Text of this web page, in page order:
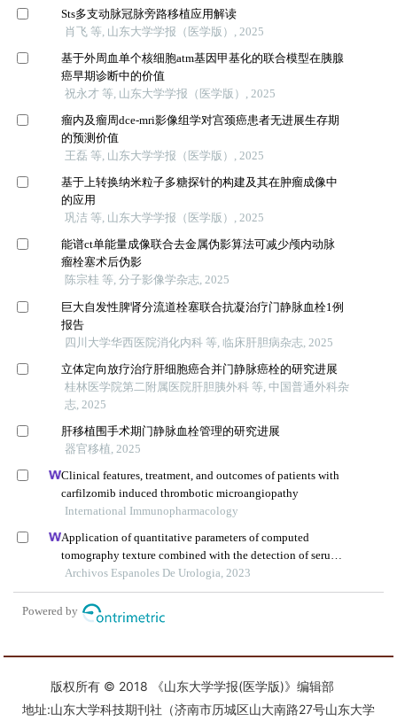
版权所有 © 2018 《山东大学学报(医学版)》编辑部
地址:山东大学科技期刊社（济南市历城区山大南路27号山东大学